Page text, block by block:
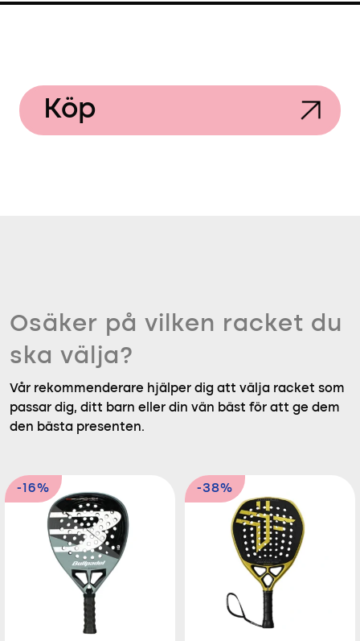
Köp
Osäker på vilken racket du
ska välja?
Vår rekommenderare hjälper dig att välja racket som
passar dig, ditt barn eller din vän bäst för att ge dem
den bästa presenten.
-16% -38%